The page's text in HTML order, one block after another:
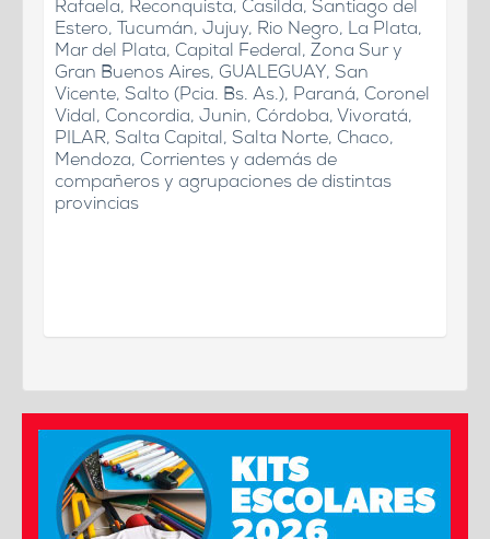
Rafaela, Reconquista, Casilda, Santiago del
Estero, Tucumán, Jujuy, Rio Negro, La Plata,
Mar del Plata, Capital Federal, Zona Sur y
Gran Buenos Aires, GUALEGUAY, San
Vicente, Salto (Pcia. Bs. As.), Paraná, Coronel
Vidal, Concordia, Junin, Córdoba, Vivoratá,
PILAR, Salta Capital, Salta Norte, Chaco,
Mendoza, Corrientes y además de
compañeros y agrupaciones de distintas
provincias